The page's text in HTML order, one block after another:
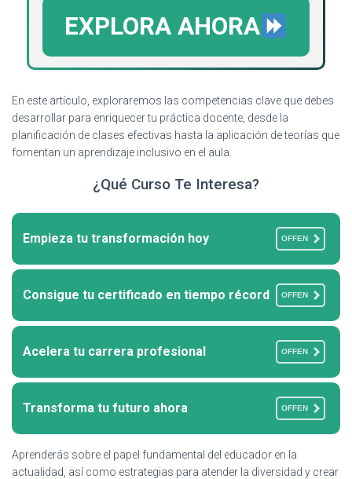
EXPLORA AHORA
En este artículo, exploraremos las competencias clave que debes
desarrollar para enriquecer tu práctica docente, desde la
planificación de clases efectivas hasta la aplicación de teorías que
fomentan un aprendizaje inclusivo en el aula.
¿Qué Curso Te Interesa?
Empieza tu transformación hoy OFFEN
Consigue tu certificado en tiempo récord OFFEN
Acelera tu carrera profesional OFFEN
Transforma tu futuro ahora OFFEN
Aprenderás sobre el papel fundamental del educador en la
actualidad, así como estrategias para atender la diversidad y crear